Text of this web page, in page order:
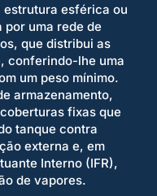
estrutura esférica ou
uma rede de
que distribui as
conferindo-lhe uma
um peso mínimo.
armazenamento,
fixas que
tanque contra
externa e, em
Interno (IFR),
de vapores.